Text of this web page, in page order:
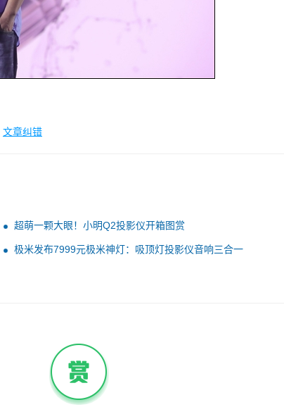
文章纠错
超萌一颗大眼！小明Q2投影仪开箱图赏
极米发布7999元极米神灯：吸顶灯投影仪音响三合一